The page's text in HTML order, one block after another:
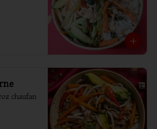
chaufan